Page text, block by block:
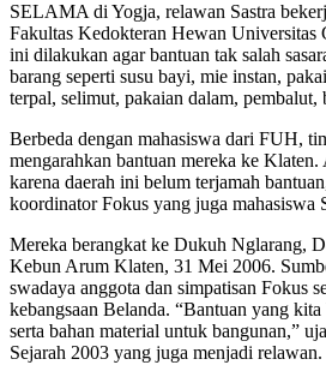
SELAMA di Yogja, relawan Sastra
Fakultas Kedokteran Hewan Universitas
ini dilakukan agar bantuan tak salah
barang seperti susu bayi, mie instan,
terpal, selimut, pakaian dalam, pembalut,
Berbeda dengan mahasiswa dari FUH,
mengarahkan bantuan mereka ke
karena daerah ini belum terjamah
koordinator Fokus yang juga mahasiswa
Mereka berangkat ke Dukuh Nglarang,
Kebun Arum Klaten, 31 Mei 2006.
swadaya anggota dan simpatisan Fokus
kebangsaan Belanda. “Bantuan yang
serta bahan material untuk bangunan,”
Sejarah 2003 yang juga menjadi relawan.